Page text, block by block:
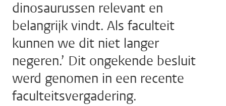
dinosaurussen relevant en
belangrijk vindt. Als faculteit
kunnen we dit niet langer
negeren.’ Dit ongekende besluit
werd genomen in een recente
faculteitsvergadering.